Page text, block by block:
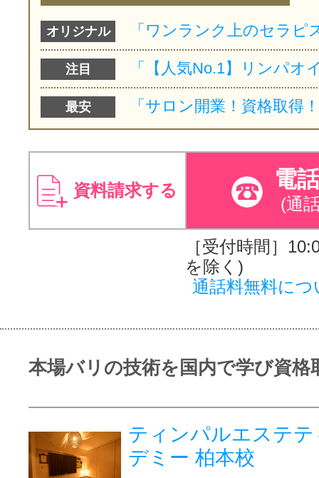
オリジナル
注目
最安
資料請求する 電
(通
［受付時間］
を除く)
通話料無料につ
本場バリの技術を国内で学び資格
ティンパルエステ
デミー 柏本校